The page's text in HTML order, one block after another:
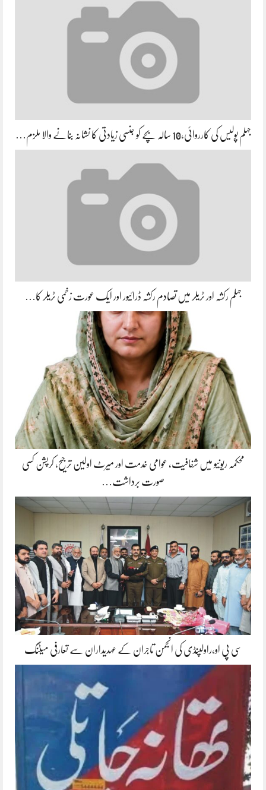
جہلم پولیس کی کارروائی،10 سالہ بچے کو جنسی زیادتی کا نشانہ بنانے والا ملزم…
جہلم رکشہ اور ٹریلر میں تصادم رکشہ ڈرائیور اور ایک عورت زخمی ٹریلر کا…
محکمہ ریونیو میں شفافیت، عوامی خدمت اور میرٹ اولین ترجیح، کرپشن کسی
صورت برداشت…
سی پی او،راولپنڈی کی انجمن تاجران کے عہدیداران سے تعارفی میٹنگ